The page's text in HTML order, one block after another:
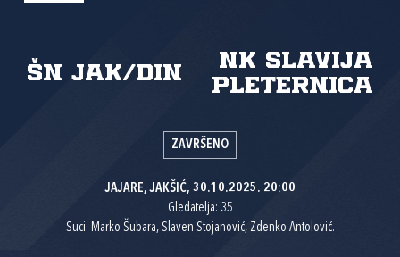
ŠN Jak/Din
NK Slavija
Pleternica
ZAVRŠENO
JAJARE, JAKŠIĆ, 30.10.2025. 20:00
Gledatelja: 35
Suci: Marko Šubara, Slaven Stojanović, Zdenko Antolović.